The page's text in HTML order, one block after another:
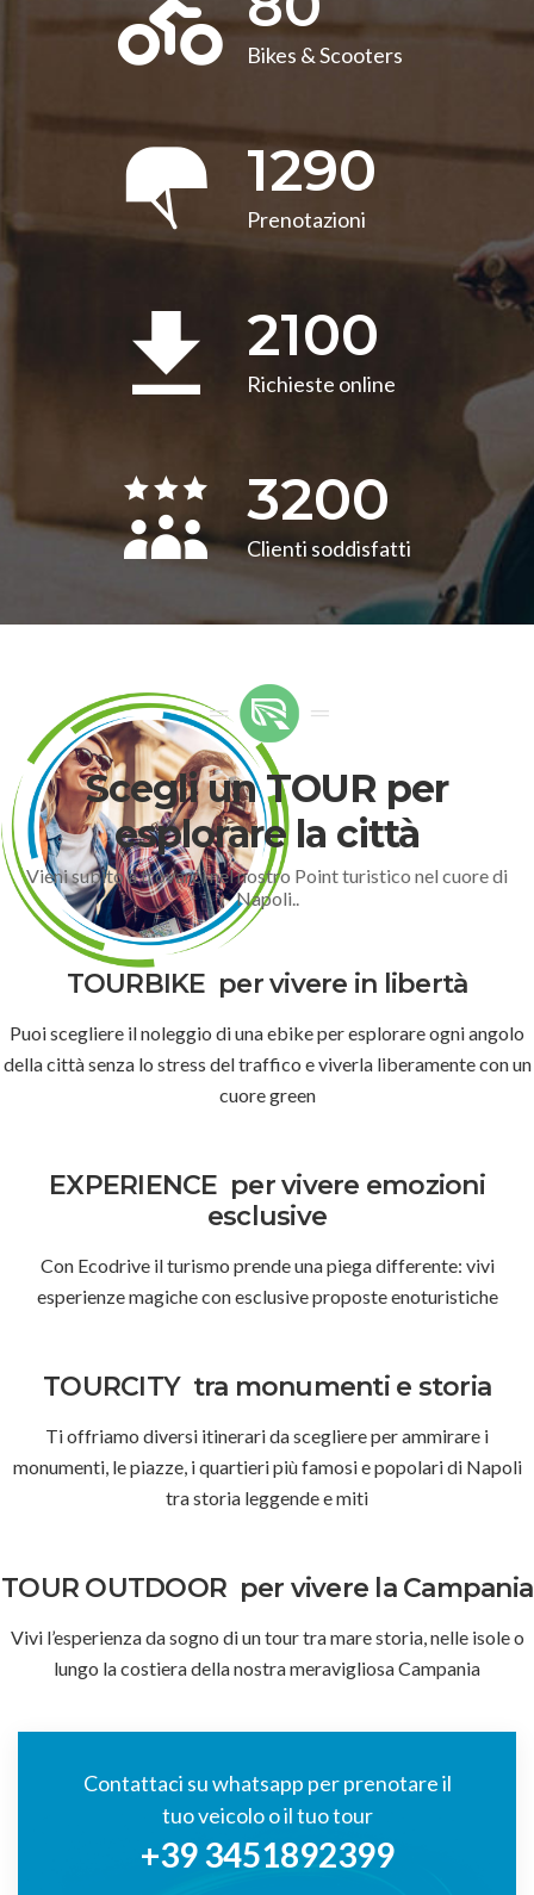
Bikes & Scooters
1290
Prenotazioni
2100
Richieste online
3200
Clienti soddisfatti
Scegli un TOUR per
esplorare la città
Vieni subito a trovarci nel nostro Point turistico nel cuore di
Napoli..
TOURBIKE per vivere in libertà
Puoi scegliere il noleggio di una ebike per esplorare ogni angolo
della città senza lo stress del traffico e viverla liberamente con un
cuore green
EXPERIENCE per vivere emozioni
esclusive
Con Ecodrive il turismo prende una piega differente: vivi
esperienze magiche con esclusive proposte enoturistiche
TOURCITY tra monumenti e storia
Ti offriamo diversi itinerari da scegliere per ammirare i
monumenti, le piazze, i quartieri più famosi e popolari di Napoli
tra storia leggende e miti
TOUR OUTDOOR per vivere la Campania
Vivi l’esperienza da sogno di un tour tra mare storia, nelle isole o
lungo la costiera della nostra meravigliosa Campania
Contattaci su whatsapp per prenotare il
tuo veicolo o il tuo tour
+39 3451892399